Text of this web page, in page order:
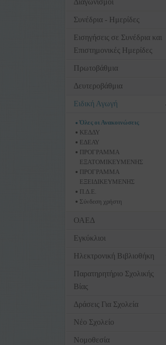
Συνέδρια - Ημερίδες
Εισηγήσεις σε Συνέδρια και
Επιστημονικές Ημερίδες
Πρωτοβάθμια
Δευτεροβάθμια
Ειδική Αγωγή
Όλες οι Ανακοινώσεις
ΚΕΔΔΥ
ΕΔΕΑΥ
ΠΡΟΓΡΑΜΜΑ
ΕΞΑΤΟΜΙΚΕΥΜΕΝΗΣ
ΠΡΟΓΡΑΜΜΑ
ΕΞΕΙΔΙΚΕΥΜΕΝΗΣ
Π.Δ.Ε.
Σύνδεση χρήστη
ΟΑΕΔ
Εγκύκλιοι
Ηλεκτρονική Βιβλιοθήκη
Παρατηρητήριο Σχολικής
Βίας
Δράσεις Για Σχολεία
Νέο Σχολείο
Νομοθεσία